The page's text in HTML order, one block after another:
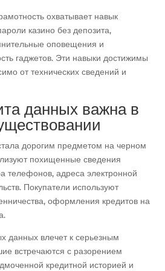
охватывает навык
казино без депозита,
оповещения и
гаджетов. Эти навыки достижимы
от технических сведений и
данных важна в
дорогим предметом на черном
похищенные сведения
телефонов, адреса электронной
Покупатели используют
оформления кредитов на
данных влечет к серьезным
встречаются с разорением
кредитной историей и